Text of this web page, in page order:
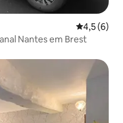
4,5 de
4,5 (6)
Nantes em Brest